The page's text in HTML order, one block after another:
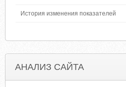
История изменения показателей
АНАЛИЗ САЙТА